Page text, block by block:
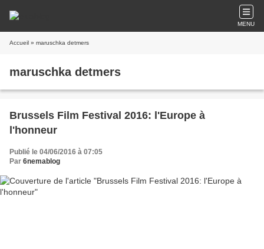
MENU
Accueil » maruschka detmers
maruschka detmers
Brussels Film Festival 2016: l'Europe à
l'honneur
Publié le 04/06/2016 à 07:05
Par 6nemablog